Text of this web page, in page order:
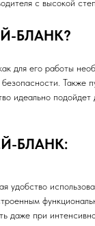
с высокой
БЛАНК?
его работы
Также
идеально
БЛАНК:
удобство
даже при